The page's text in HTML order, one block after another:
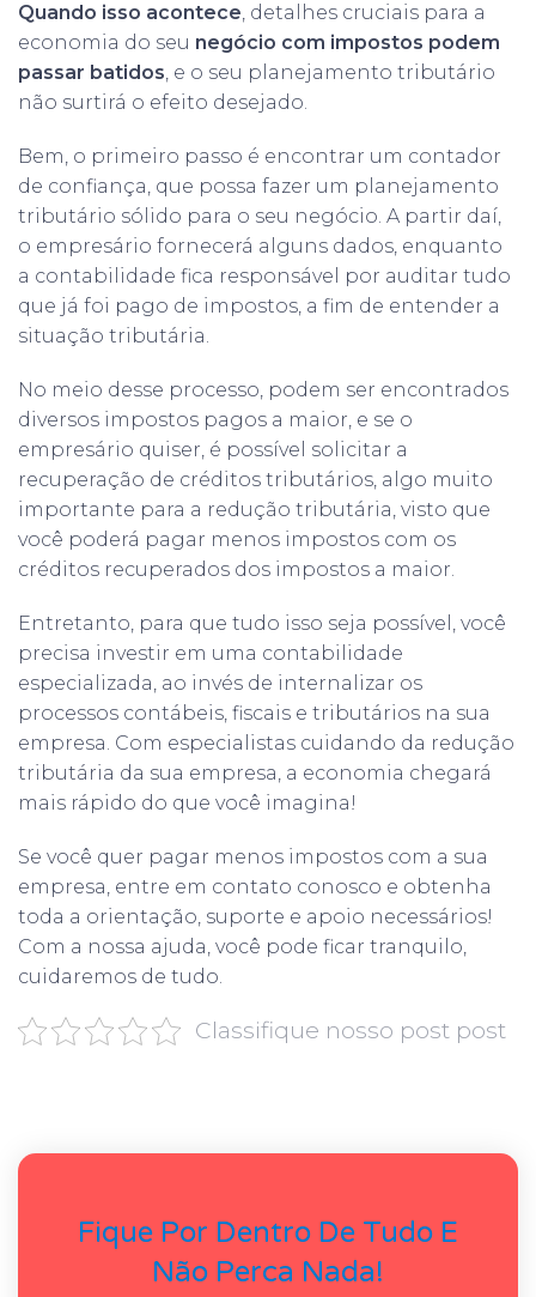
Quando isso acontece, detalhes cruciais para a
economia do seu negócio com impostos podem
passar batidos, e o seu planejamento tributário
não surtirá o efeito desejado.
Bem, o primeiro passo é encontrar um contador
de confiança, que possa fazer um planejamento
tributário sólido para o seu negócio. A partir daí,
o empresário fornecerá alguns dados, enquanto
a contabilidade fica responsável por auditar tudo
que já foi pago de impostos, a fim de entender a
situação tributária.
No meio desse processo, podem ser encontrados
diversos impostos pagos a maior, e se o
empresário quiser, é possível solicitar a
recuperação de créditos tributários, algo muito
importante para a redução tributária, visto que
você poderá pagar menos impostos com os
créditos recuperados dos impostos a maior.
Entretanto, para que tudo isso seja possível, você
precisa investir em uma contabilidade
especializada, ao invés de internalizar os
processos contábeis, fiscais e tributários na sua
empresa. Com especialistas cuidando da redução
tributária da sua empresa, a economia chegará
mais rápido do que você imagina!
Se você quer pagar menos impostos com a sua
empresa, entre em contato conosco e obtenha
toda a orientação, suporte e apoio necessários!
Com a nossa ajuda, você pode ficar tranquilo,
cuidaremos de tudo.
Classifique nosso post post
Fique Por Dentro De Tudo E
Não Perca Nada!